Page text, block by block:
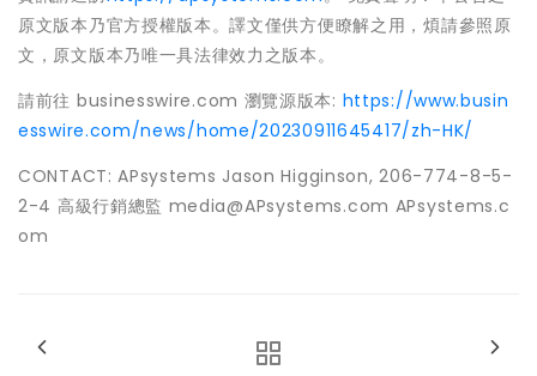
原文版本乃官方授權版本。譯文僅供方便瞭解之用，煩請參照原
文，原文版本乃唯一具法律效力之版本。
請前往 businesswire.com 瀏覽源版本: https://www.busin
esswire.com/news/home/20230911645417/zh-HK/
CONTACT: APsystems Jason Higginson, 206-774-8-5-
2-4 高級行銷總監 media@APsystems.com APsystems.c
om